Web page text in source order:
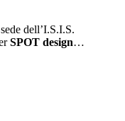
dell’I.S.I.S.
SPOT design…